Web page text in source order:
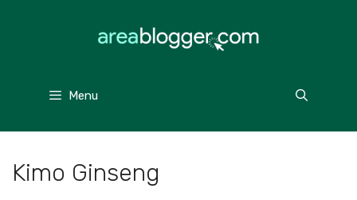
Menu
Kimo Ginseng